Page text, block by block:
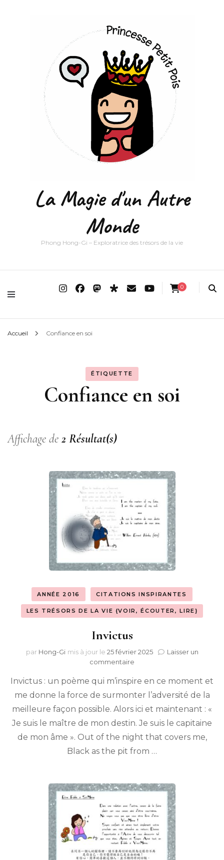
La Magie d'un Autre
Monde
Phong Hong-Gi – Exploratrice des trésors de la vie
0
Accueil Confiance en soi
ÉTIQUETTE
Confiance en soi
Affichage de 2 Résultat(s)
ANNÉE 2016 CITATIONS INSPIRANTES
LES TRÉSORS DE LA VIE {VOIR, ÉCOUTER, LIRE}
Invictus
par Hong-Gi mis à jour le 25 février 2025
Laisser un
commentaire
Invictus : un poème qui m’inspire en ce moment et
me donne la force de surmonter l’adversité de la
meilleure façon possible. Alors ici et maintenant : «
Je suis le maître de mon destin. Je suis le capitaine
de mon âme ». Out of the night that covers me,
Black as the pit from …